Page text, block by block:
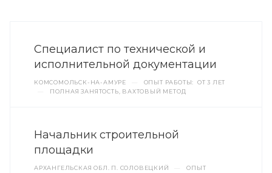
Специалист по технической и
исполнительной документации
КОМСОМОЛЬСК-НА-АМУРЕ
ОПЫТ РАБОТЫ: ОТ 3 ЛЕТ
ПОЛНАЯ ЗАНЯТОСТЬ, ВАХТОВЫЙ МЕТОД
Начальник строительной
площадки
АРХАНГЕЛЬСКАЯ ОБЛ. П. СОЛОВЕЦКИЙ
ОПЫТ